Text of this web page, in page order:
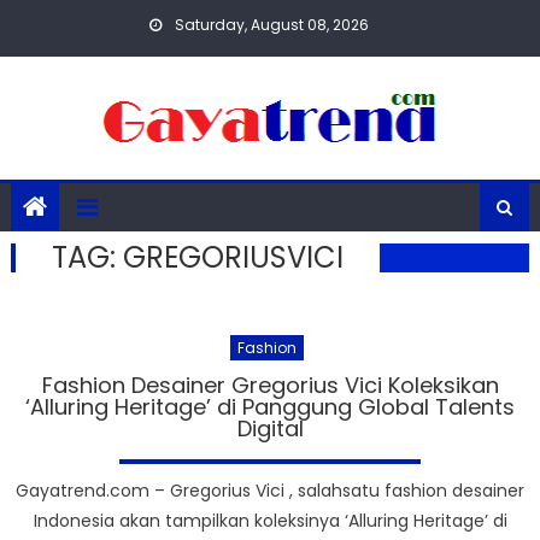
Saturday, August 08, 2026
TAG: GREGORIUSVICI
Fashion
Fashion Desainer Gregorius Vici Koleksikan
‘Alluring Heritage’ di Panggung Global Talents
Digital
Gayatrend.com – Gregorius Vici , salahsatu fashion desainer
Indonesia akan tampilkan koleksinya ‘Alluring Heritage’ di